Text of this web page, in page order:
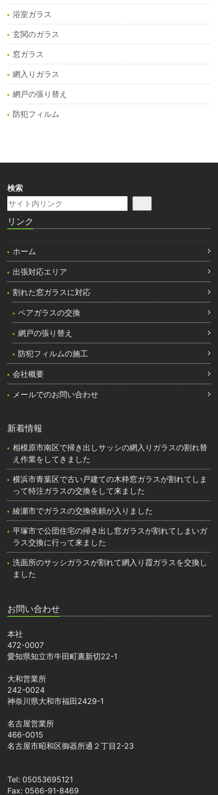
浴室ガラス
玄関のガラス
窓ガラス
網入りガラス
網戸の張り替え
防犯フィルム
検索
リンク
ホーム
出張対応エリア
割れた窓ガラスに対応
ペアガラスの交換
網戸の張り替え
防犯フィルムの施工
会社概要
メールでのお問い合わせ
新着情報
相模原市南区で掃き出しサッシの網入りガラスの割れ替
え作業をしてきました
横浜市青葉区で古い戸建ての木枠窓ガラスが割れてしま
って特注ガラスの交換をして来ました
綾瀬市でガラスの交換依頼が入りました
平塚市で公団住宅の掃き出し窓ガラスが割れてしまいガ
ラス交換に行って来ました
洗面所のサッシガラスが割れて網入り霞ガラスを交換し
ました
お問い合わせ
本社
472-0007
愛知県知立市牛田町裏新切22-1
大和営業所
242-0024
神奈川県大和市福田2429-1
名古屋営業所
466-0015
名古屋市昭和区御器所通２丁目2-23
Tel: 05053695121
Fax: 0566-91-8469